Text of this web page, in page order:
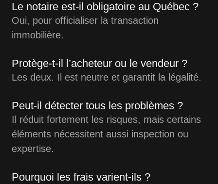
Le notaire est-il obligatoire au Québec ?
Oui, pour officialiser la transaction
immobilière.
Protège-t-il l’acheteur ou le vendeur ?
Les deux. Il est neutre et garantit la légalité.
Peut-il détecter tous les problèmes ?
Il réduit fortement les risques, mais certains
éléments nécessitent aussi inspection ou
expertise.
Pourquoi les frais varient-ils ?